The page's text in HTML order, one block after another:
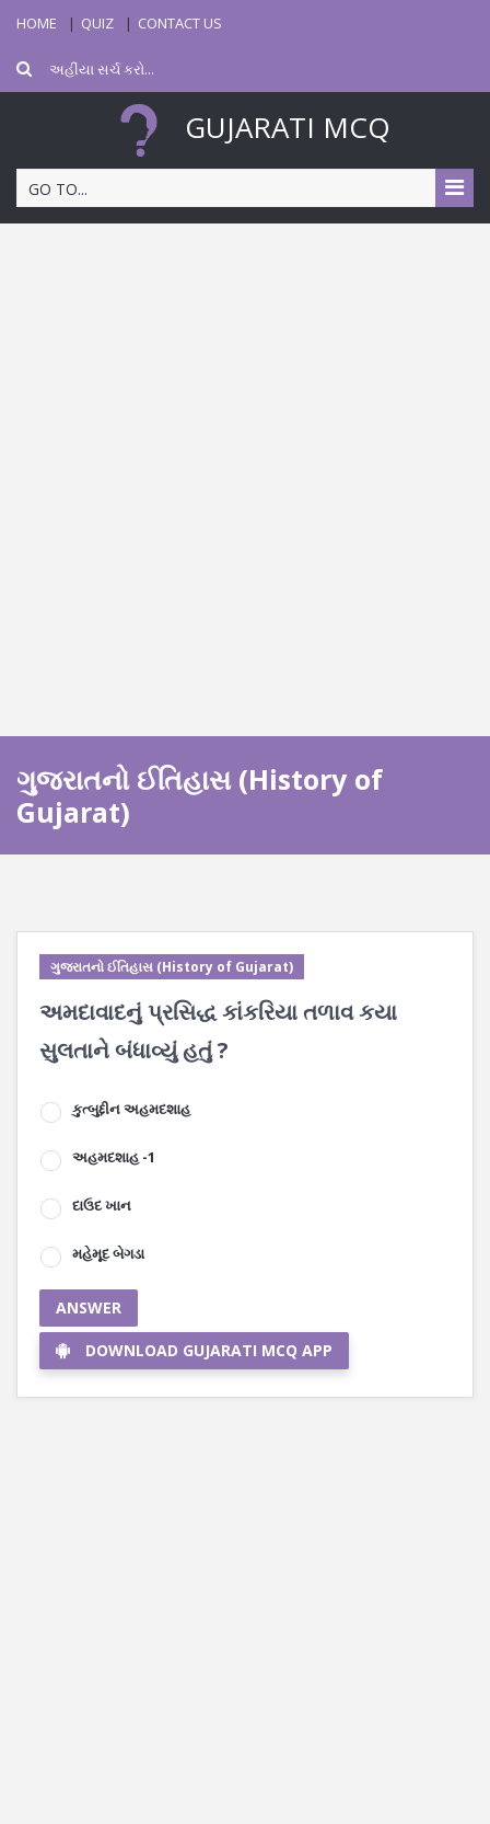
HOME QUIZ CONTACT US
GUJARATI MCQ
GO TO...
ગુજરાતનો ઈતિહાસ (History of
Gujarat)
ગુજરાતનો ઈતિહાસ (History of Gujarat)
અમદાવાદનું પ્રસિદ્ધ કાંકરિયા તળાવ કયા
સુલતાને બંધાવ્યું હતું ?
કુત્બુદ્દીન અહમદશાહ
અહમદશાહ -1
દાઉદ ખાન
મહેમૂદ બેગડા
ANSWER
DOWNLOAD GUJARATI MCQ APP